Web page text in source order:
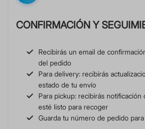
CONFIRMACIÓN Y
Recibirás un email de
del pedido
Para delivery: recibirás
estado de tu envío
Para pickup: recibirás
esté listo para recoger
Guarda tu número de pedido